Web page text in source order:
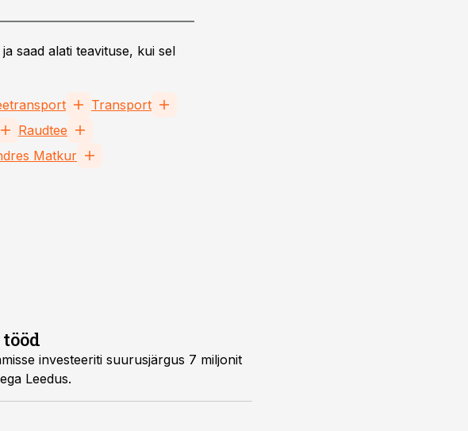
saad alati teavituse, kui sel
Transport
Raudtee
Matkur
investeeriti suurusjärgus 7 miljonit
Leedus.